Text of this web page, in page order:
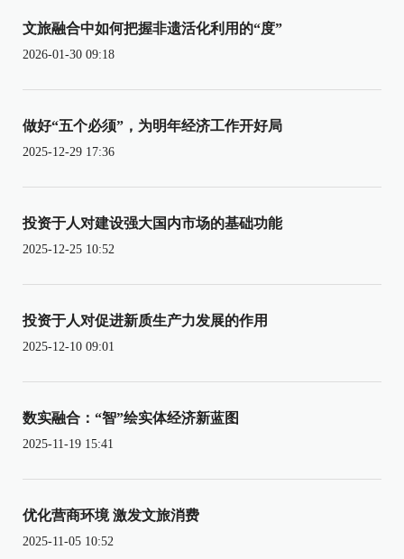
文旅融合中如何把握非遗活化利用的“度”
2026-01-30 09:18
做好“五个必须”，为明年经济工作开好局
2025-12-29 17:36
投资于人对建设强大国内市场的基础功能
2025-12-25 10:52
投资于人对促进新质生产力发展的作用
2025-12-10 09:01
数实融合：“智”绘实体经济新蓝图
2025-11-19 15:41
优化营商环境 激发文旅消费
2025-11-05 10:52